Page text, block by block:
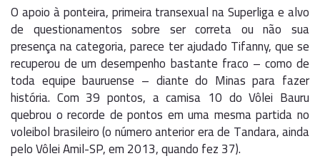
O apoio à ponteira, primeira transexual na Superliga e alvo
de questionamentos sobre ser correta ou não sua
presença na categoria, parece ter ajudado Tifanny, que se
recuperou de um desempenho bastante fraco – como de
toda equipe bauruense – diante do Minas para fazer
história. Com 39 pontos, a camisa 10 do Vôlei Bauru
quebrou o recorde de pontos em uma mesma partida no
voleibol brasileiro (o número anterior era de Tandara, ainda
pelo Vôlei Amil-SP, em 2013, quando fez 37).